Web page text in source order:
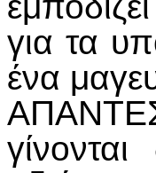
για τα
ένα